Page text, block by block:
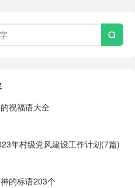

祝福语大全
年村级党风建设工作计划(7篇)
的标语203个